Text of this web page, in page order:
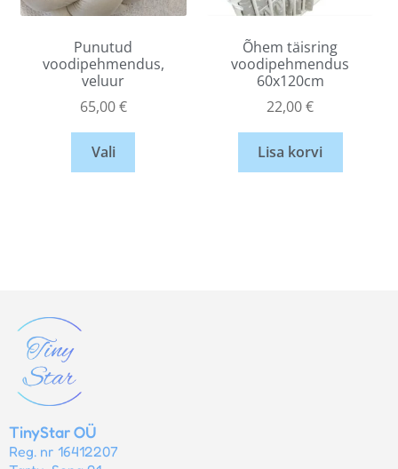
Punutud
voodipehmendus,
veluur
65,00€
Vali
Õhem täisring
voodipehmendus
60x120cm
22,00€
Lisa korvi
TinyStar OÜ
Reg. nr 16412207